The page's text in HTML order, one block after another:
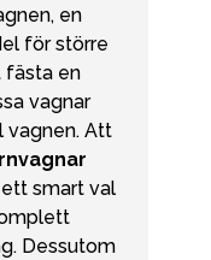
en
för större
fästa en
vagnar
vagnen. Att
ett smart val
Dessutom